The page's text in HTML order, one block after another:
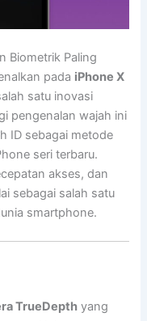
Biometrik Paling
pada iPhone X
satu inovasi
pengenalan wajah ini
ID sebagai metode
seri terbaru.
akses, dan
sebagai salah satu
smartphone.
TrueDepth yang